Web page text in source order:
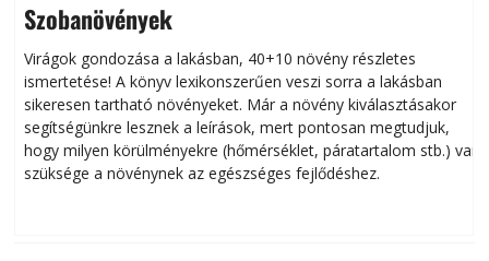
Szobanövények
Virágok gondozása a lakásban, 40+10 növény részletes
ismertetése! A könyv lexikonszerűen veszi sorra a lakásban
sikeresen tart­ha­tó növényeket. Már a növény kiválasztásakor
segítségünkre lesznek a leírások, mert pontosan megtudjuk,
hogy milyen körülményekre (hőmérséklet, páratartalom stb.) van
szüksége a növénynek az egészséges fejlődéshez.